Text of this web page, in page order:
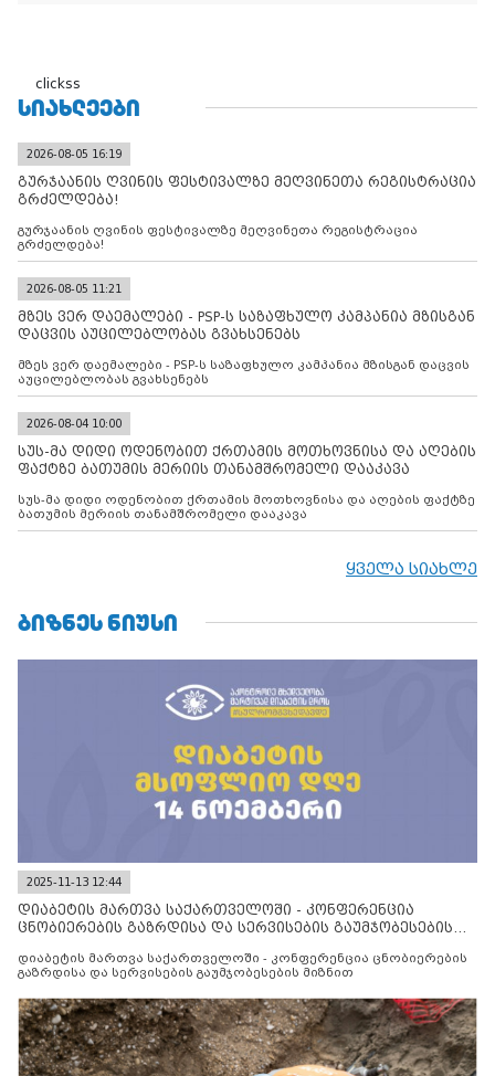
clickss
ᲡᲘᲐᲮᲚᲔᲔᲑᲘ
2026-08-05 16:19
გურჯაანის ღვინის ფესტივალზე მეღვინეთა რეგისტრაცია
გრძელდება!
გურჯაანის ღვინის ფესტივალზე მეღვინეთა რეგისტრაცია
გრძელდება!
2026-08-05 11:21
მზეს ვერ დაემალები - PSP-ს საზაფხულო კამპანია მზისგან
დაცვის აუცილებლობას გვახსენებს
მზეს ვერ დაემალები - PSP-ს საზაფხულო კამპანია მზისგან დაცვის
აუცილებლობას გვახსენებს
2026-08-04 10:00
სუს-მა დიდი ოდენობით ქრთამის მოთხოვნისა და აღების
ფაქტზე ბათუმის მერიის თანამშრომელი დააკავა
სუს-მა დიდი ოდენობით ქრთამის მოთხოვნისა და აღების ფაქტზე
ბათუმის მერიის თანამშრომელი დააკავა
ყველა სიახლე
ᲑᲘᲖᲜᲔᲡ ᲜᲘᲣᲡᲘ
2025-11-13 12:44
დიაბეტის მართვა საქართველოში - კონფერენცია
ცნობიერების გაზრდისა და სერვისების გაუმჯობესების
დიაბეტის მართვა საქართველოში - კონფერენცია ცნობიერების
გაზრდისა და სერვისების გაუმჯობესების მიზნით